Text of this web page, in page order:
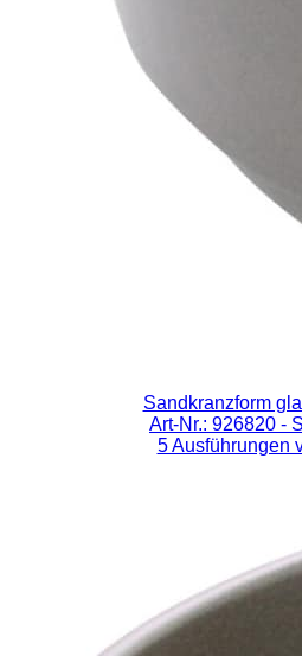
Sandkranzform
Art-Nr.: 926820 -
5 Ausführungen